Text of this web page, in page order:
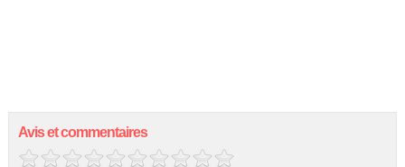
Avis et commentaires